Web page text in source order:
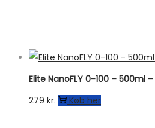
Elite NanoFLY 0-100 – 500ml
279 kr. Køb her